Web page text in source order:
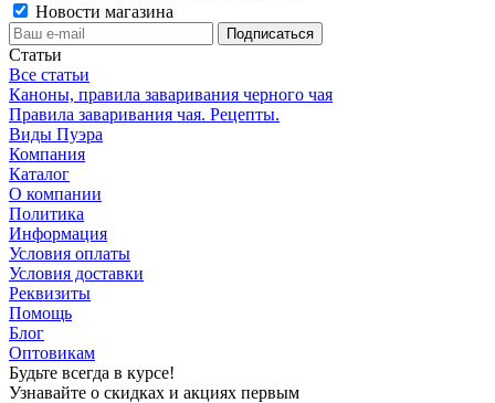
Новости магазина
Статьи
Все статьи
Каноны, правила заваривания черного чая
Правила заваривания чая. Рецепты.
Виды Пуэра
Компания
Каталог
О компании
Политика
Информация
Условия оплаты
Условия доставки
Реквизиты
Помощь
Блог
Оптовикам
Будьте всегда в курсе!
Узнавайте о скидках и акциях первым